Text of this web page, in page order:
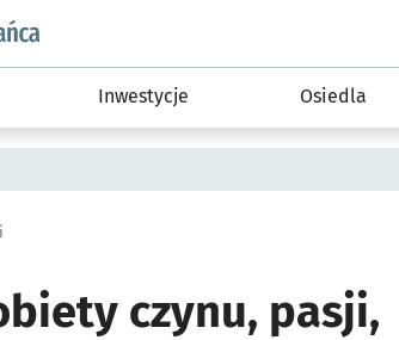
podserwis: Dla mieszkańca
Inwestycje Osiedla
czynu, pasji,